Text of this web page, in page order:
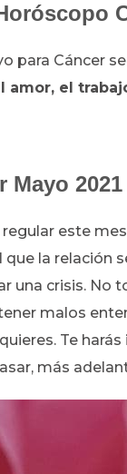
para Cáncer
amor, el
Mayo 2021
regular este
que la relación
una crisis. No
malos
Te
más